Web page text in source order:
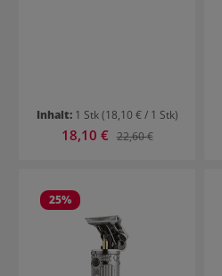
Inhalt: 1 Stk(18,10 € / 1 Stk)
Verkaufspreis:
18,10 € Regulärer Preis:
22,60 €
25%